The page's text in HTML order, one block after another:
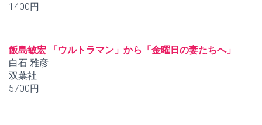
1400円
飯島敏宏 「ウルトラマン」から「金曜日の妻たちへ」
白石 雅彦
双葉社
5700円